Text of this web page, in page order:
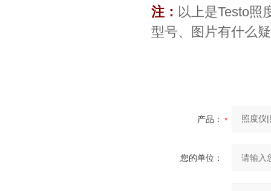
注： 以上是Testo照
型号、图片有什么
产品：
您的单位：